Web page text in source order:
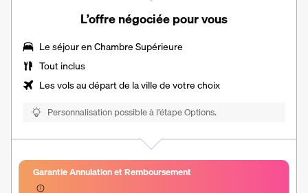
L’offre négociée pour vous
Le séjour en Chambre Supérieure
Tout inclus
Les vols au départ de la ville de votre choix
Personnalisation possible à l’étape Options.
Garantie Annulation et Remboursement